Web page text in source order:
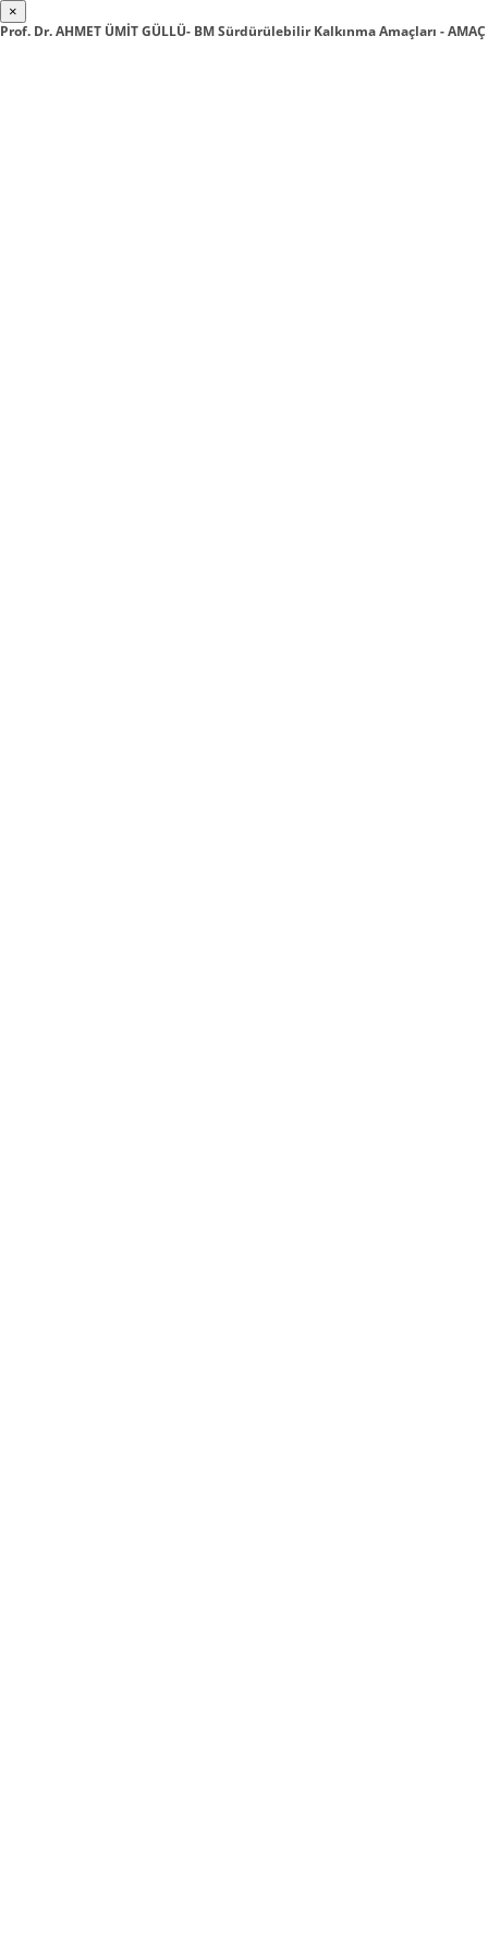
×
Prof. Dr. AHMET ÜMİT GÜLLÜ- BM Sürdürülebilir Kalkınma Amaçları - AMAÇ